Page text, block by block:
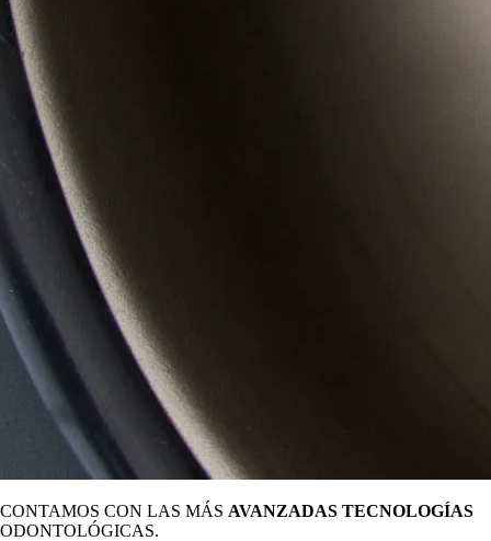
CONTAMOS CON LAS MÁS AVANZADAS TECNOLOGÍAS
ODONTOLÓGICAS.